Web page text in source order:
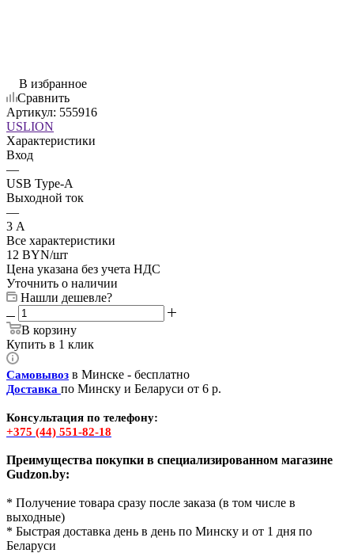
В избранное
Сравнить
Артикул: 555916
USLION
Характеристики
Вход
—
USB Type-A
Выходной ток
—
3 А
Все характеристики
12 BYN/шт
Цена указана без учета НДС
Уточнить о наличии
Нашли дешевле?
В корзину
Купить в 1 клик
Самовывоз в Минске - бесплатно
Доставка по Минску и Беларуси от 6 р.
Консультация по телефону:
+375 (44) 551-82-18
Преимущества покупки в специализированном магазине
Gudzon.by:
* Получение товара сразу после заказа (в том числе в
выходные)
* Быстрая доставка день в день по Минску и от 1 дня по
Беларуси